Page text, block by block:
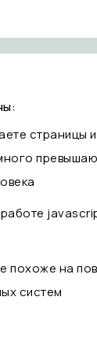
страницы и
похоже на
систем